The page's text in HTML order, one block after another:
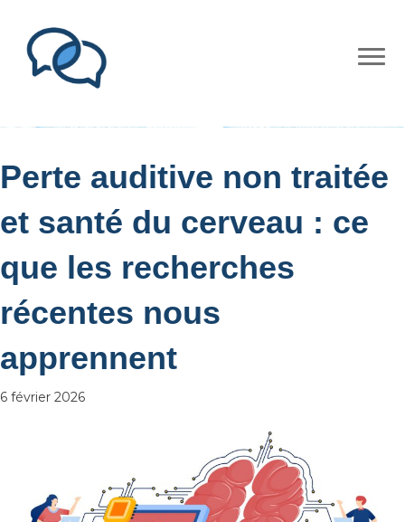
Perte auditive non traitée
et santé du cerveau : ce
que les recherches
récentes nous
apprennent
6 février 2026